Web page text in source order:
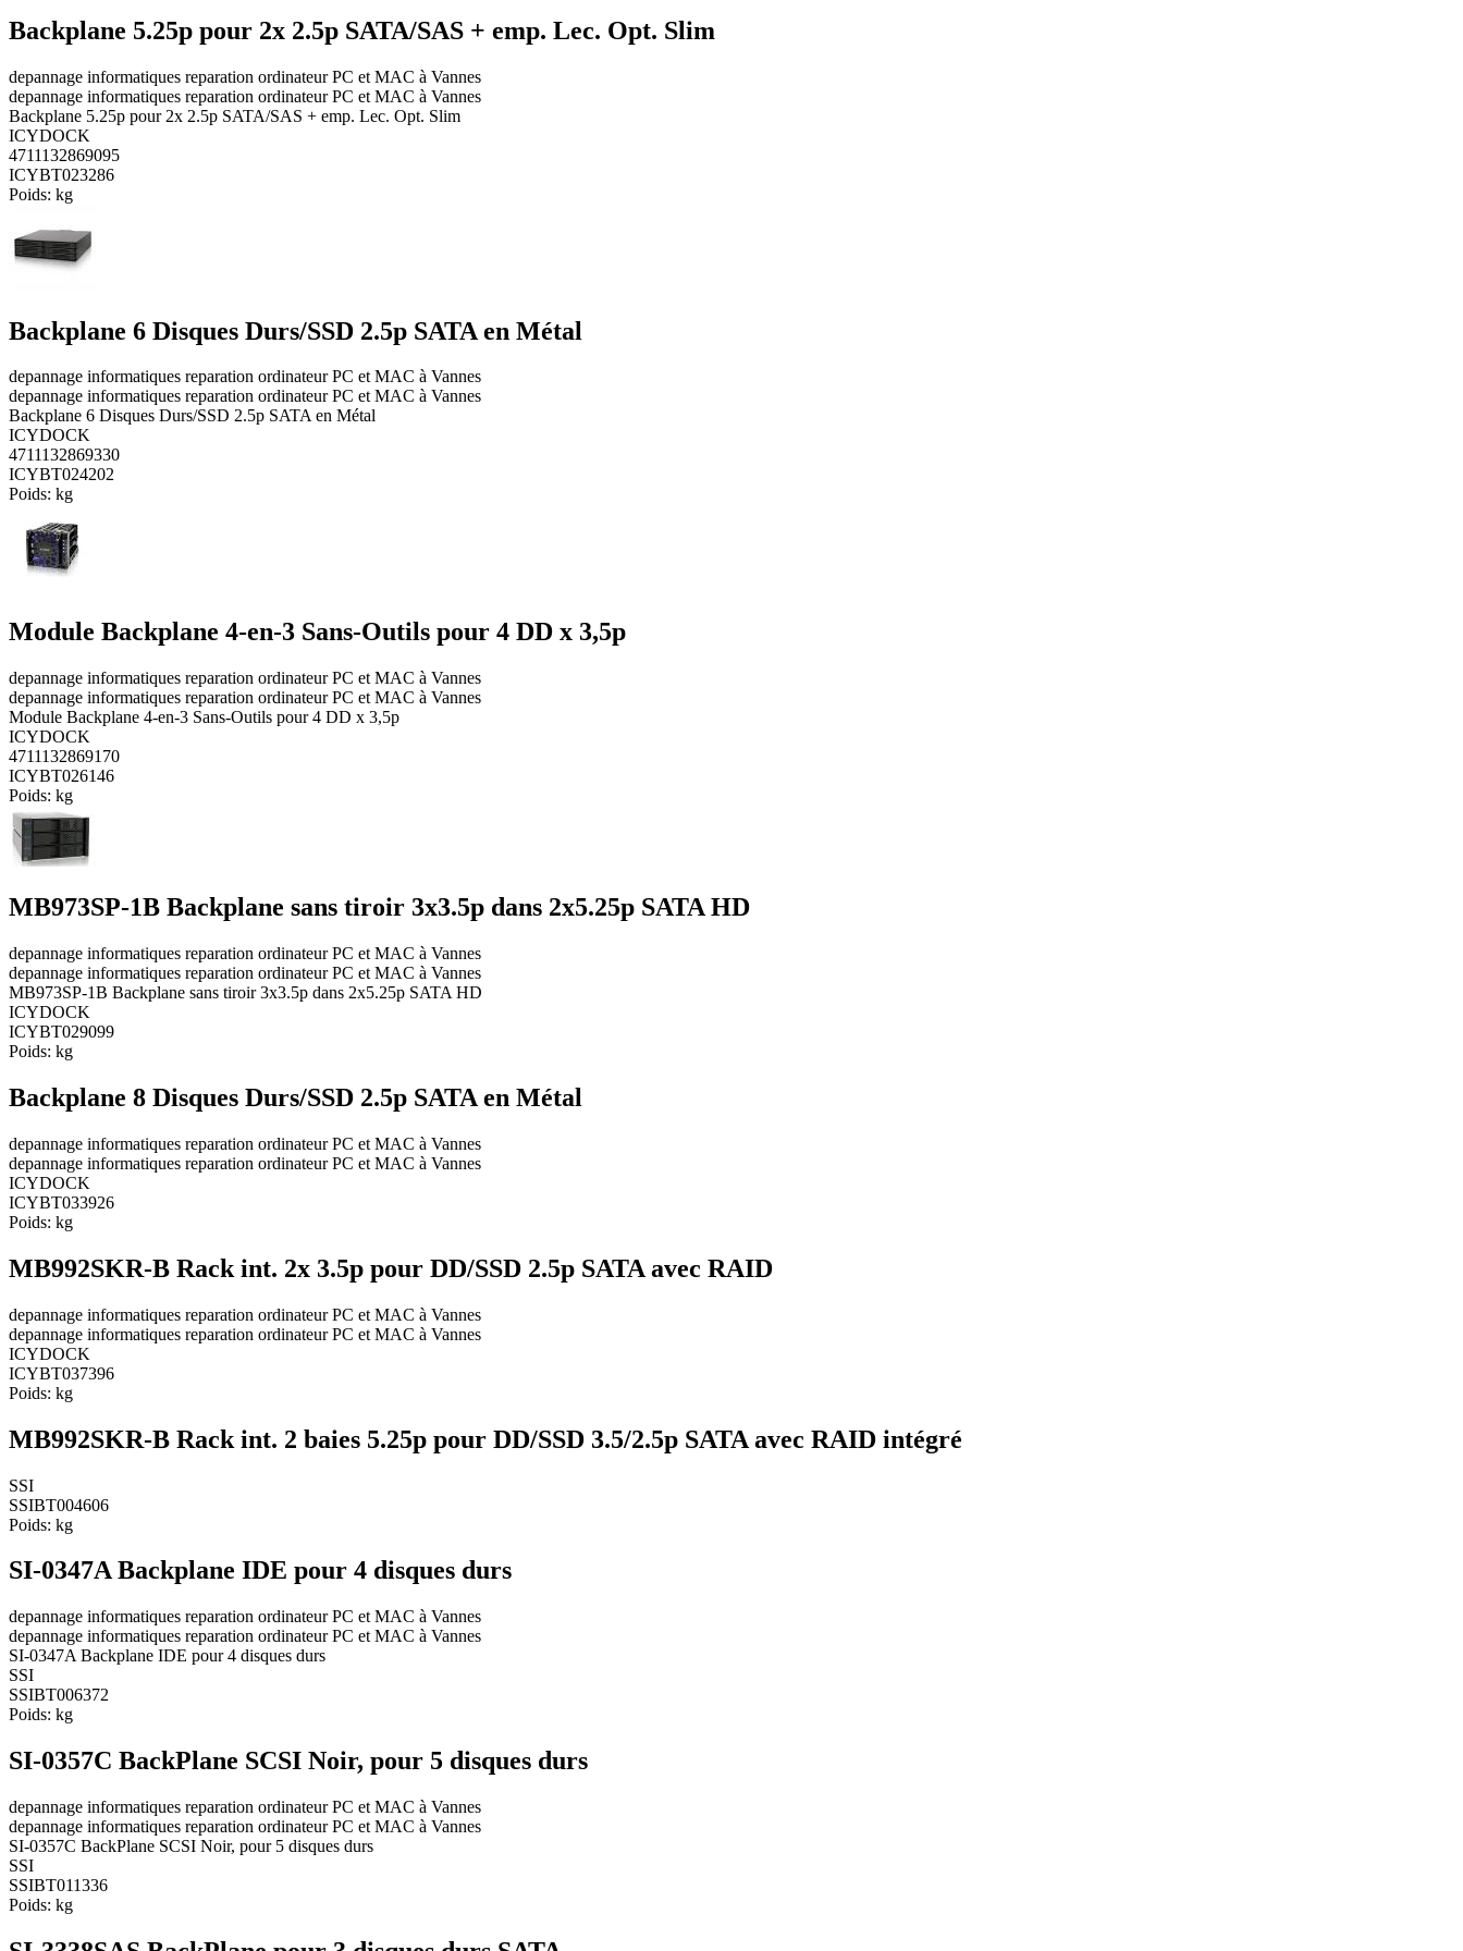
Backplane 5.25p pour 2x 2.5p SATA/SAS + emp. Lec. Opt. Slim
depannage informatiques reparation ordinateur PC et MAC à Vannes
depannage informatiques reparation ordinateur PC et MAC à Vannes
Backplane 5.25p pour 2x 2.5p SATA/SAS + emp. Lec. Opt. Slim
ICYDOCK
4711132869095
ICYBT023286
Poids: kg
Backplane 6 Disques Durs/SSD 2.5p SATA en Métal
depannage informatiques reparation ordinateur PC et MAC à Vannes
depannage informatiques reparation ordinateur PC et MAC à Vannes
Backplane 6 Disques Durs/SSD 2.5p SATA en Métal
ICYDOCK
4711132869330
ICYBT024202
Poids: kg
Module Backplane 4-en-3 Sans-Outils pour 4 DD x 3,5p
depannage informatiques reparation ordinateur PC et MAC à Vannes
depannage informatiques reparation ordinateur PC et MAC à Vannes
Module Backplane 4-en-3 Sans-Outils pour 4 DD x 3,5p
ICYDOCK
4711132869170
ICYBT026146
Poids: kg
MB973SP-1B Backplane sans tiroir 3x3.5p dans 2x5.25p SATA HD
depannage informatiques reparation ordinateur PC et MAC à Vannes
depannage informatiques reparation ordinateur PC et MAC à Vannes
MB973SP-1B Backplane sans tiroir 3x3.5p dans 2x5.25p SATA HD
ICYDOCK
ICYBT029099
Poids: kg
Backplane 8 Disques Durs/SSD 2.5p SATA en Métal
depannage informatiques reparation ordinateur PC et MAC à Vannes
depannage informatiques reparation ordinateur PC et MAC à Vannes
ICYDOCK
ICYBT033926
Poids: kg
MB992SKR-B Rack int. 2x 3.5p pour DD/SSD 2.5p SATA avec RAID
depannage informatiques reparation ordinateur PC et MAC à Vannes
depannage informatiques reparation ordinateur PC et MAC à Vannes
ICYDOCK
ICYBT037396
Poids: kg
MB992SKR-B Rack int. 2 baies 5.25p pour DD/SSD 3.5/2.5p SATA avec RAID intégré
SSI
SSIBT004606
Poids: kg
SI-0347A Backplane IDE pour 4 disques durs
depannage informatiques reparation ordinateur PC et MAC à Vannes
depannage informatiques reparation ordinateur PC et MAC à Vannes
SI-0347A Backplane IDE pour 4 disques durs
SSI
SSIBT006372
Poids: kg
SI-0357C BackPlane SCSI Noir, pour 5 disques durs
depannage informatiques reparation ordinateur PC et MAC à Vannes
depannage informatiques reparation ordinateur PC et MAC à Vannes
SI-0357C BackPlane SCSI Noir, pour 5 disques durs
SSI
SSIBT011336
Poids: kg